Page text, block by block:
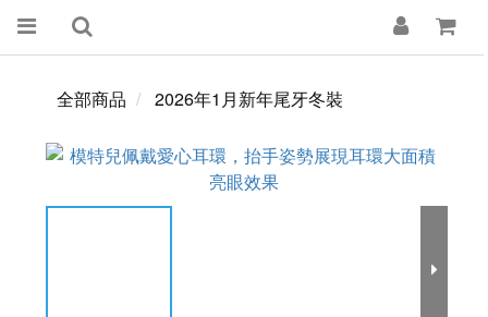
全部商品 2026年1月新年尾牙冬裝